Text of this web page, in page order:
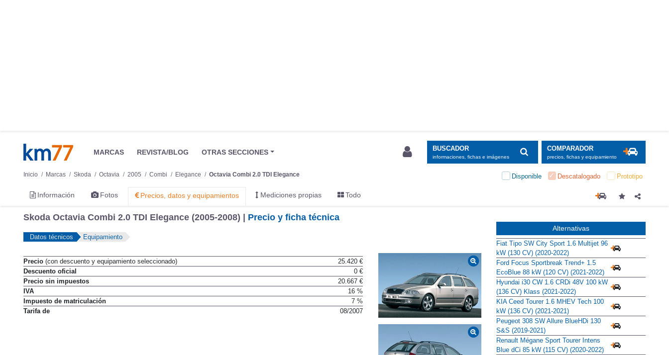
MARCAS REVISTA/BLOG OTRAS SECCIONES BUSCADOR
informaciones, fichas e imágenes
COMPARADOR
precios, fichas y equipamiento
Inicio Marcas Skoda Octavia 2005 Combi Elegance Octavia Combi 2.0 TDI Elegance Disponible Descatalogado Prototipo
Información Fotos Precios, datos y equipamientos Mediciones propias Todo
Skoda Octavia Combi 2.0 TDI Elegance (2005-2008) | Precio y ficha técnica
Datos técnicos Equipamiento
Precio (con descuento y equipamiento seleccionado)
25.420 €
Descuento oficial
0 €
Precio sin impuestos
20.667 €
IVA
16 %
Impuesto de matriculación
7 %
Tarifa de
08/2007
Alternativas
Fiat Tipo SW City Sport 1.6 Multijet 96
kW (130 CV) (2020-2022)
Ford Focus Sportbreak Trend+ 1.5
EcoBlue 88 kW (120 CV) (2021-2022)
Hyundai i30 CW 1.6 CRDi 48V 100 kW
(136 CV) Klass (2021-2022)
KIA Ceed Tourer 1.6 MHEV Tech 100
kW (136 CV) (2021-2021)
Peugeot 308 SW Allure BlueHDi 130
S&S (2019-2021)
Renault Mégane Sport Tourer Intens
Blue dCi 85 kW (115 CV) (2020-2022)